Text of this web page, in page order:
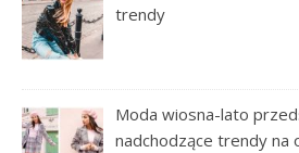
trendy
Moda wiosna-lato
nadchodzące trendy na